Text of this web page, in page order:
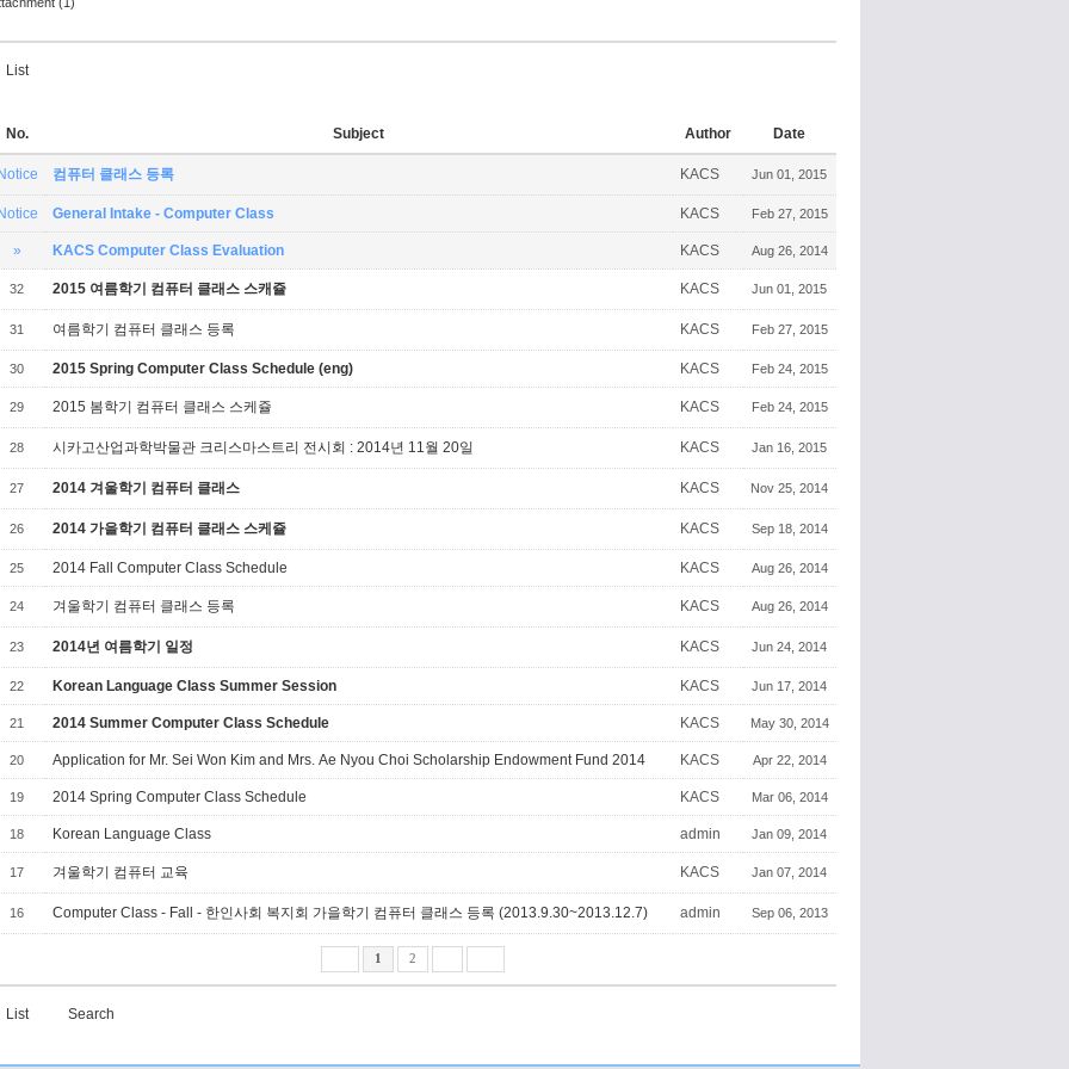
List
No. Subject Author Date
컴퓨터 클래스 등록 KACS Jun 01, 2015
General Intake - Computer Class KACS Feb 27, 2015
» KACS Computer Class Evaluation KACS Aug 26, 2014
32 2015 여름학기 컴퓨터 클래스 스캐쥴 KACS Jun 01, 2015
31 여름학기 컴퓨터 클래스 등록 KACS Feb 27, 2015
30 2015 Spring Computer Class Schedule (eng) KACS Feb 24, 2015
29 2015 봄학기 컴퓨터 클래스 스케쥴 KACS Feb 24, 2015
28 시카고산업과학박물관 크리스마스트리 전시회 : 2014년 11월 20일 KACS Jan 16, 2015
27 2014 겨울학기 컴퓨터 클래스 KACS Nov 25, 2014
26 2014 가을학기 컴퓨터 클래스 스케쥴 KACS Sep 18, 2014
25 2014 Fall Computer Class Schedule KACS Aug 26, 2014
24 겨울학기 컴퓨터 클래스 등록 KACS Aug 26, 2014
23 2014년 여름학기 일정 KACS Jun 24, 2014
22 Korean Language Class Summer Session KACS Jun 17, 2014
21 2014 Summer Computer Class Schedule KACS May 30, 2014
20 Application for Mr. Sei Won Kim and Mrs. Ae Nyou Choi Scholarship Endowment Fund 2014 KACS Apr 22, 2014
19 2014 Spring Computer Class Schedule KACS Mar 06, 2014
18 Korean Language Class admin Jan 09, 2014
17 겨울학기 컴퓨터 교육 KACS Jan 07, 2014
16 Computer Class - Fall - 한인사회 복지회 가을학기 컴퓨터 클래스 등록 (2013.9.30~2013.12.7) admin Sep 06, 2013
1 2
List Search